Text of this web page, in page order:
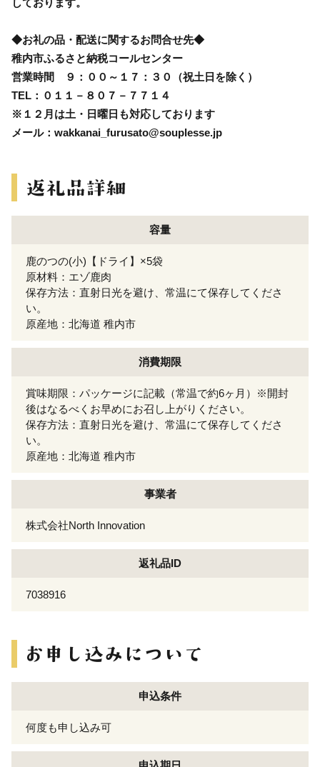
◆お礼の品・配送に関するお問合せ先◆
稚内市ふるさと納税コールセンター
営業時間 ９：００～１７：３０（祝土日を除く）
TEL：０１１－８０７－７７１４
※１２月は土・日曜日も対応しております
メール：wakkanai_furusato@souplesse.jp
容量
鹿のつの(小)【ドライ】×5袋
原材料：エゾ鹿肉
保存方法：直射日光を避け、常温にて保存してくださ
い。
原産地：北海道 稚内市
消費期限
賞味期限：パッケージに記載（常温で約6ヶ月）※開封
後はなるべくお早めにお召し上がりください。
保存方法：直射日光を避け、常温にて保存してくださ
い。
原産地：北海道 稚内市
事業者
株式会社North Innovation
返礼品ID
7038916
申込条件
何度も申し込み可